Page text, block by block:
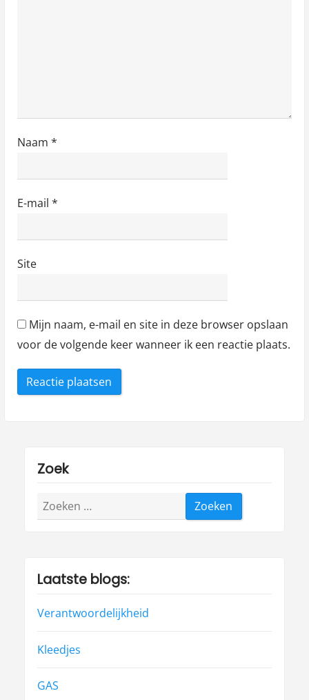
Naam *
E-mail *
Site
Mijn naam, e-mail en site in deze browser opslaan
voor de volgende keer wanneer ik een reactie plaats.
Zoek
Zoeken
naar:
Laatste blogs:
Verantwoordelijkheid
Kleedjes
GAS